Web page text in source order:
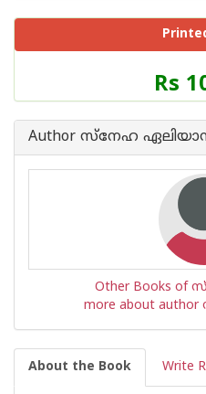
Price
of
Book
Rs
Author സ്നേഹ
Other Books
more about
About the Book Write